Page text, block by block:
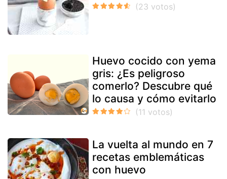
Huevo cocido con yema
gris: ¿Es peligroso
comerlo? Descubre qué
lo causa y cómo evitarlo
La vuelta al mundo en 7
recetas emblemáticas
con huevo